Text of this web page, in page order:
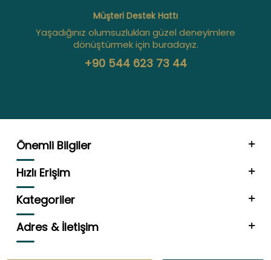
Müşteri Destek Hattı
Yaşadığınız olumsuzlukları güzel deneyimlere
dönüştürmek için buradayız.
+90 544 623 73 44
Önemli Bilgiler
Hızlı Erişim
Kategoriler
Adres & İletişim